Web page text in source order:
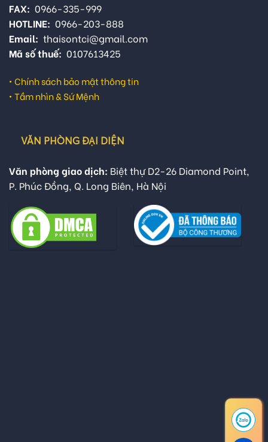
FAX: 0966-335-999
HOTLINE: 0966-203-888
Email: thaisontci@gmail.com
Mã số thuế: 0107613425
• Chính sách bảo mật thông tin
• Tầm nhìn & Sứ Mệnh
VĂN PHÒNG ĐẠI DIỆN
Văn phòng giao dịch: Biệt thự D2-26 Diamond Point,
P. Phúc Đồng, Q. Long Biên, Hà Nội